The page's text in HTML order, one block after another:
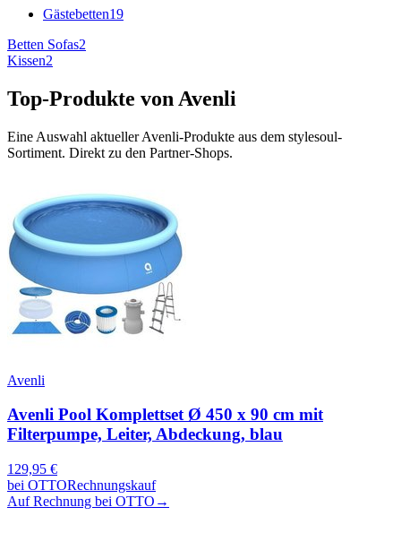
Gästebetten19
Betten Sofas2
Kissen2
Top-Produkte von Avenli
Eine Auswahl aktuellerAvenli-Produkte aus dem stylesoul-
Sortiment. Direkt zu den Partner-Shops.
Avenli
Avenli Pool Komplettset Ø 450 x 90 cm mit
Filterpumpe, Leiter, Abdeckung, blau
129,95 €
bei OTTORechnungskauf
Auf Rechnung bei OTTO →